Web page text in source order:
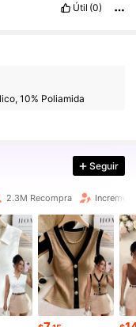
Útil (0)
10% Poliamida
Seguir
2.3M Recompra